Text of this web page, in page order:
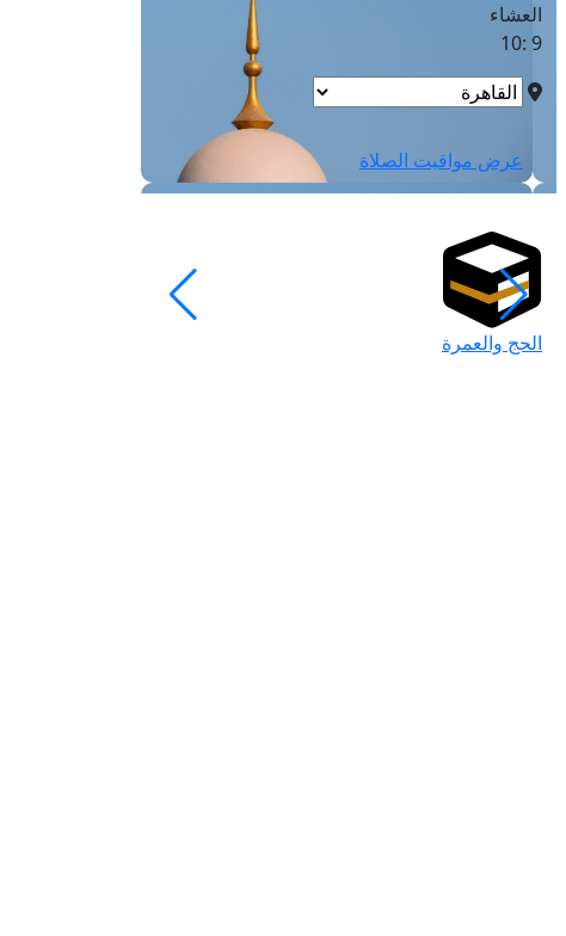
العشاء
9 :10
عرض مواقيت الصلاة
الحج والعمرة